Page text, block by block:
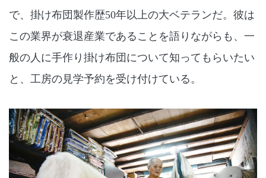
で、掛け布団製作歴50年以上の大ベテランだ。彼は
この業界が衰退産業であることを語りながらも、一
般の人に手作り掛け布団について知ってもらいたい
と、工房の見学予約を受け付けている。